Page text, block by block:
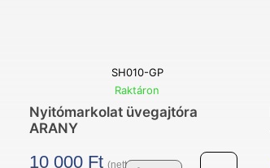
mennyiség
SH010-GP
Raktáron
Nyitómarkolat üvegajtóra
ARANY
10 000 Ft (nettó)